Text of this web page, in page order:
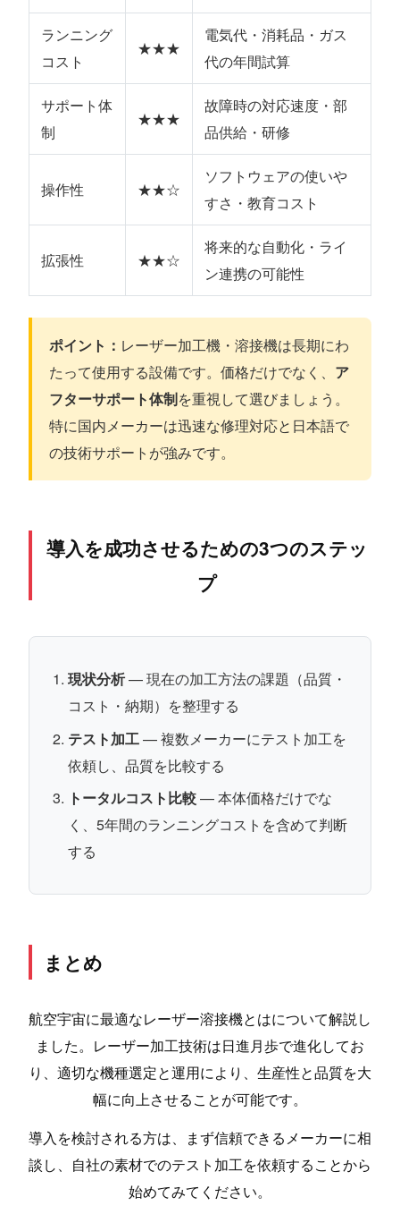
ランニング
コスト
★★★
電気代・消耗品・ガス
代の年間試算
サポート体
制
★★★
故障時の対応速度・部
品供給・研修
操作性 ★★☆
ソフトウェアの使いや
すさ・教育コスト
拡張性 ★★☆
将来的な自動化・ライ
ン連携の可能性
ポイント： レーザー加工機・溶接機は長期にわ
たって使用する設備です。価格だけでなく、 ア
フターサポート体制を重視して選びましょう。
特に国内メーカーは迅速な修理対応と日本語で
の技術サポートが強みです。
導入を成功させるための3つのステッ
プ
現状分析— 現在の加工方法の課題（品質・
コスト・納期）を整理する
テスト加工— 複数メーカーにテスト加工を
依頼し、品質を比較する
トータルコスト比較— 本体価格だけでな
く、5年間のランニングコストを含めて判断
する
まとめ
航空宇宙に最適なレーザー溶接機とはについて解説し
ました。レーザー加工技術は日進月歩で進化してお
り、適切な機種選定と運用により、生産性と品質を大
幅に向上させることが可能です。
導入を検討される方は、まず信頼できるメーカーに相
談し、自社の素材でのテスト加工を依頼することから
始めてみてください。